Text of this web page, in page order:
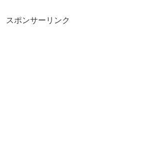
スポンサーリンク